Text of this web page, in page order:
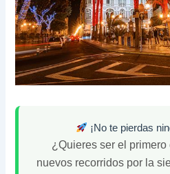
¡No te pierdas
¿Quieres ser el
nuevos recorridos por la